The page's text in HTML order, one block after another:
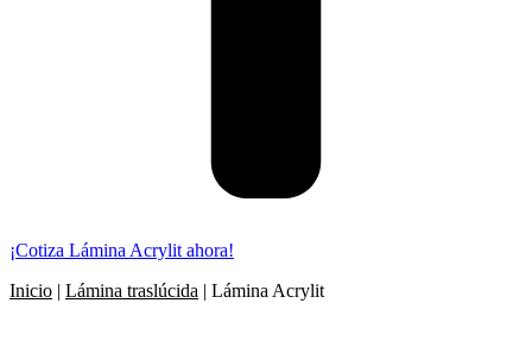
¡Cotiza Lámina Acrylit ahora!
Inicio | Lámina traslúcida | Lámina Acrylit